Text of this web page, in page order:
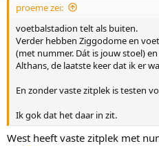
proeme zei:
voetbalstadion telt als buiten.
Verder hebben Ziggodome en
(met nummer. Dát is jouw stoel)
Althans, de laatste keer dat ik er
En zonder vaste zitplek is testen
Ik gok dat het daar in zit.
West heeft vaste zitplek met